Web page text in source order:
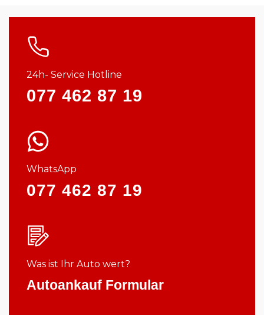
24h- Service Hotline
077 462 87 19
WhatsApp
077 462 87 19
Was ist Ihr Auto wert?
Autoankauf Formular